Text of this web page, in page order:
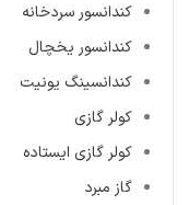
کندانسور سردخانه
کندانسور یخچال
کندانسینگ یونیت
کولر گازی
کولر گازی ایستاده
گاز مبرد